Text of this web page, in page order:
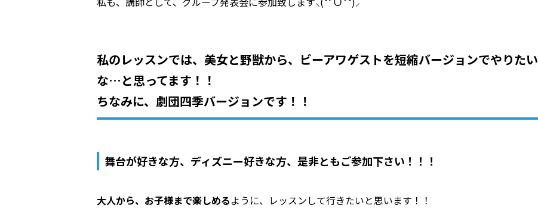
私のレッスンでは、美女と野獣から、ビーアワゲストを短縮バージョンでやりたい
な…と思ってます！！
ちなみに、劇団四季バージョンです！！
舞台が好きな方、ディズニー好きな方、是非ともご参加下さい！！！
大人から、お子様まで楽しめるように、レッスンして行きたいと思います！！